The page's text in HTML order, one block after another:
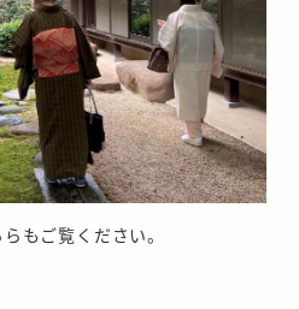
もご覧ください。